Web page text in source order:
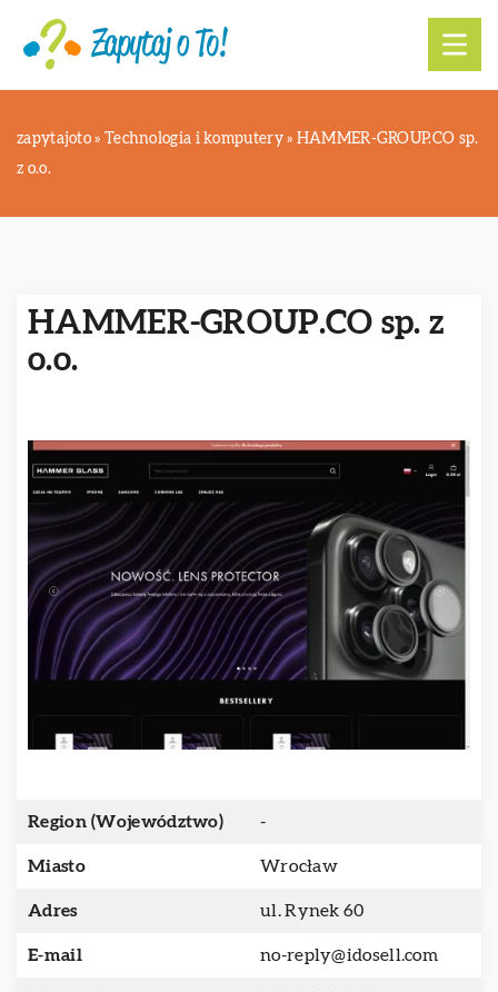
zapytajoto » Technologia i komputery» HAMMER-GROUP.CO sp.
z o.o.
HAMMER-GROUP.CO sp. z
o.o.
Region (Województwo) -
Miasto Wrocław
Adres ul. Rynek 60
E-mail no-reply@idosell.com